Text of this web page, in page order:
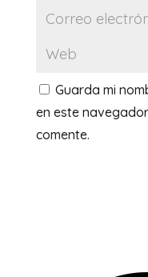
Guarda mi
en este
comente.